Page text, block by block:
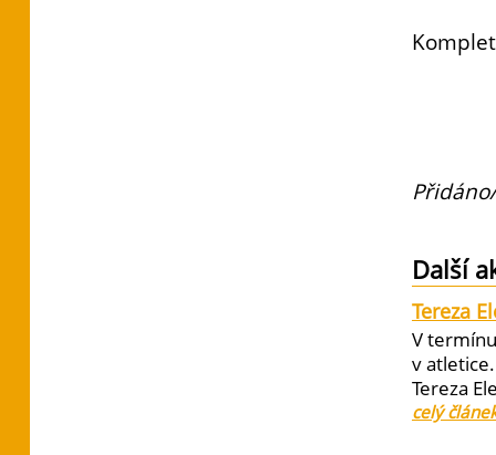
Další
Tereza
V
v
Tereza
celý